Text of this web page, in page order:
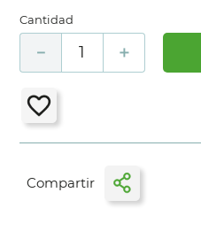
Cantidad
＋
－